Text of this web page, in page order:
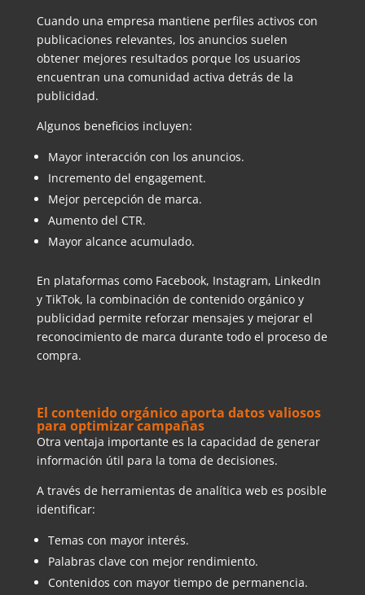
Cuando una empresa mantiene perfiles activos con
publicaciones relevantes, los anuncios suelen
obtener mejores resultados porque los usuarios
encuentran una comunidad activa detrás de la
publicidad.
Algunos beneficios incluyen:
Mayor interacción con los anuncios.
Incremento del engagement.
Mejor percepción de marca.
Aumento del CTR.
Mayor alcance acumulado.
En plataformas como Facebook, Instagram, LinkedIn
y TikTok, la combinación de contenido orgánico y
publicidad permite reforzar mensajes y mejorar el
reconocimiento de marca durante todo el proceso de
compra.
El contenido orgánico aporta datos valiosos
para optimizar campañas
Otra ventaja importante es la capacidad de generar
información útil para la toma de decisiones.
A través de herramientas de analítica web es posible
identificar:
Temas con mayor interés.
Palabras clave con mejor rendimiento.
Contenidos con mayor tiempo de permanencia.